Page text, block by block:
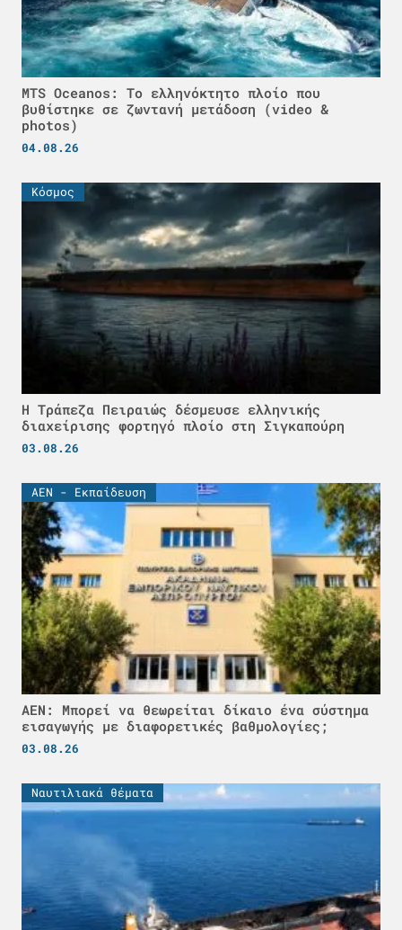
MTS Oceanos: Το ελληνόκτητο πλοίο που
βυθίστηκε σε ζωντανή μετάδοση (video &
photos)
04.08.26
Κόσμος
Η Τράπεζα Πειραιώς δέσμευσε ελληνικής
διαχείρισης φορτηγό πλοίο στη Σιγκαπούρη
03.08.26
ΑΕΝ - Εκπαίδευση
ΑΕΝ: Μπορεί να θεωρείται δίκαιο ένα σύστημα
εισαγωγής με διαφορετικές βαθμολογίες;
03.08.26
Ναυτιλιακά θέματα